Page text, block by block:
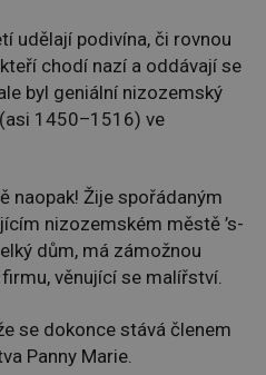
udělají podivína, či rovnou
chodí nazí a oddávají se
byl geniální nizozemský
(asi 1450–1516) ve
naopak! Žije spořádaným
nizozemském městě ’s-
dům, má zámožnou
věnující se malířství.
se dokonce stává členem
Panny Marie.